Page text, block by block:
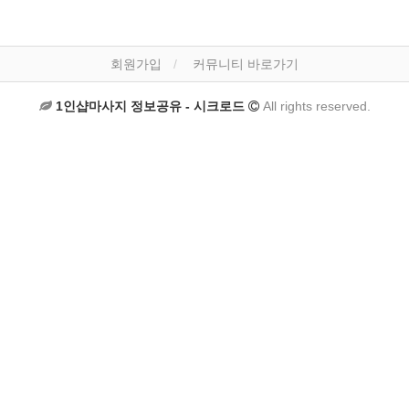
회원가입 커뮤니티 바로가기
1인샵마사지 정보공유 - 시크로드 All rights reserved.